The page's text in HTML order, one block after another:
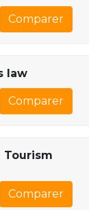
Comparer
law
Comparer
Tourism
Comparer